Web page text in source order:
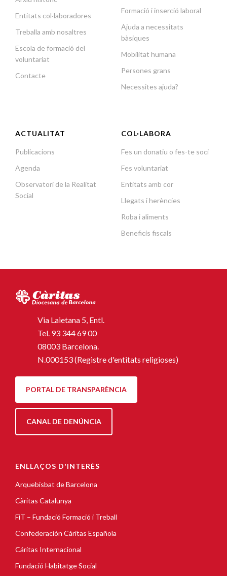
Entitats col·laboradores
Treballa amb nosaltres
Escola de formació del
voluntariat
Contacte
Formació i inserció laboral
Ajuda a necessitats
bàsiques
Mobilitat humana
Persones grans
Necessites ajuda?
ACTUALITAT
Publicacions
Agenda
Observatori de la Realitat
Social
COL·LABORA
Fes un donatiu o fes-te soci
Fes voluntariat
Entitats amb cor
Llegats i herències
Roba i aliments
Beneficis fiscals
Via Laietana 5, Entl.
Tel. 93 344 69 00
08003 Barcelona.
N.000153 (Registre d'entitats religioses)
PORTAL DE TRANSPARÈNCIA
CANAL DE DENÚNCIA
ENLLAÇOS D'INTERÈS
Arquebisbat de Barcelona
Càritas Catalunya
FiT – Fundació Formació i Treball
Confederación Cáritas Española
Cáritas Internacional
Fundació Habitatge Social